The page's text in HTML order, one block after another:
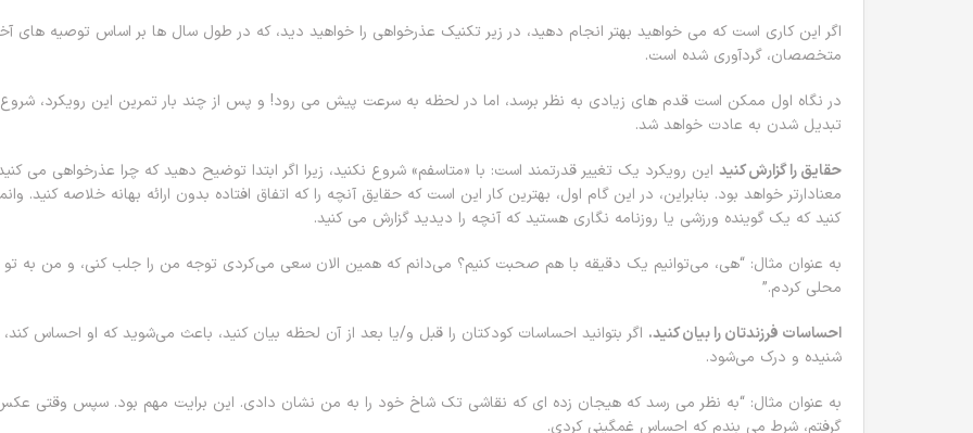
اگر این کاری است که می خواهید بهتر انجام دهید، در زیر تکنیک عذرخواهی را خواهید دید، که در طول سال ها بر اساس توصیه های
متخصصان، گردآوری شده است.
در نگاه اول ممکن است قدم های زیادی به نظر برسد، اما در لحظه به سرعت پیش می رود! و پس از چند بار تمرین این رویکرد،
تبدیل شدن به عادت خواهد شد.
حقایق را گزارش کنید این رویکرد یک تغییر قدرتمند است: با «متاسفم» شروع نکنید، زیرا اگر ابتدا توضیح دهید که چرا عذرخواهی می
معنادارتر خواهد بود. بنابراین، در این گام اول، بهترین کار این است که حقایق آنچه را که اتفاق افتاده بدون ارائه بهانه خلاصه کنید.
کنید که یک گوینده ورزشی یا روزنامه نگاری هستید که آنچه را دیدید گزارش می کنید.
به عنوان مثال: “هی، می‌توانیم یک دقیقه با هم صحبت کنیم؟ می‌دانم که همین الان سعی می‌کردی توجه من را جلب کنی، و من به تو
محلی کردم.”
احساسات فرزندتان را بیان کنید. اگر بتوانید احساسات کودکتان را قبل و/یا بعد از آن لحظه بیان کنید، باعث می‌شوید که او احساس کند،
شنیده و درک می‌شود.
به عنوان مثال: “به نظر می رسد که هیجان زده ای که نقاشی تک شاخ خود را به من نشان دادی. این برایت مهم بود. سپس وقتی
گرفتم، شرط می بندم که احساس غمگینی کردی.